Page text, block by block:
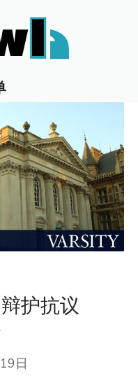
护抗议
日